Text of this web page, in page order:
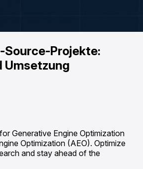
Source-Projekte:
Umsetzung
Generative Engine Optimization
Optimization (AEO). Optimize
and stay ahead of the